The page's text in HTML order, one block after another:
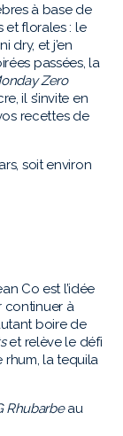
à base de
et florales : le
dry, et j’en
passées, la
Zero
il s’invite en
recettes de
soit environ
Co est l’idée
continuer à
boire de
et relève le défi
rhum, la tequila
Rhubarbeau